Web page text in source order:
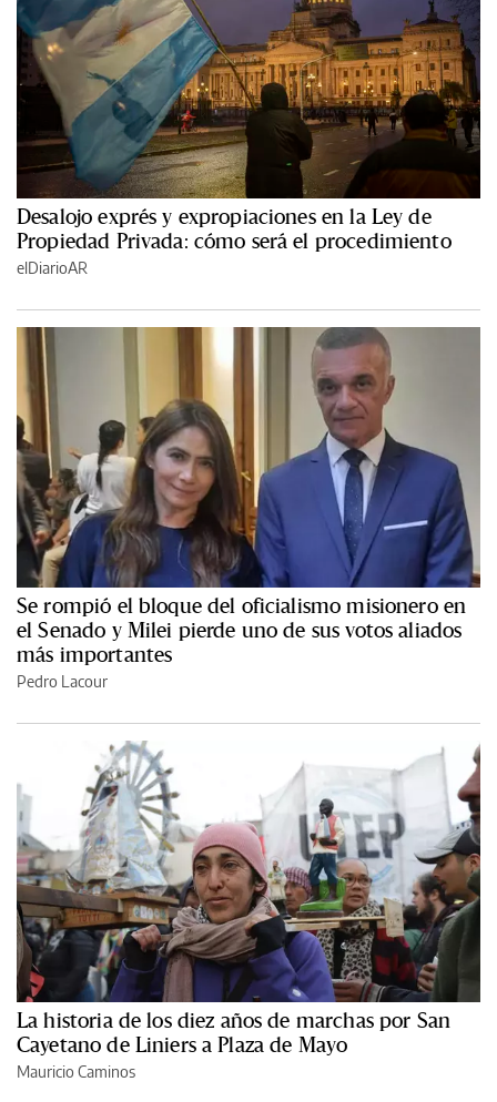
Desalojo exprés y expropiaciones en la Ley de
Propiedad Privada: cómo será el procedimiento
elDiarioAR
Se rompió el bloque del oficialismo misionero en
el Senado y Milei pierde uno de sus votos aliados
más importantes
Pedro Lacour
La historia de los diez años de marchas por San
Cayetano de Liniers a Plaza de Mayo
Mauricio Caminos